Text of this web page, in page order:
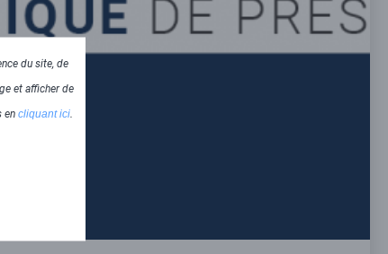
du site, de
et afficher de
en cliquant ici.